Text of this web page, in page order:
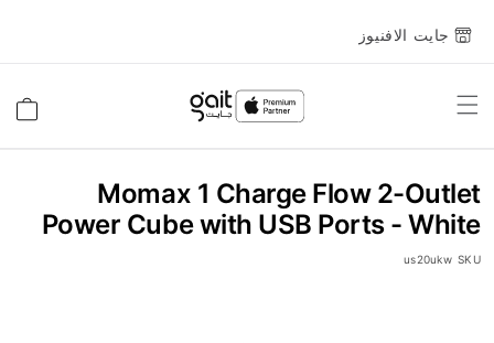
جايت الافنيوز
Toggle
Momax 1 Charge Flow 2-Outlet
Power Cube with USB Ports - White
SKU
us20ukw